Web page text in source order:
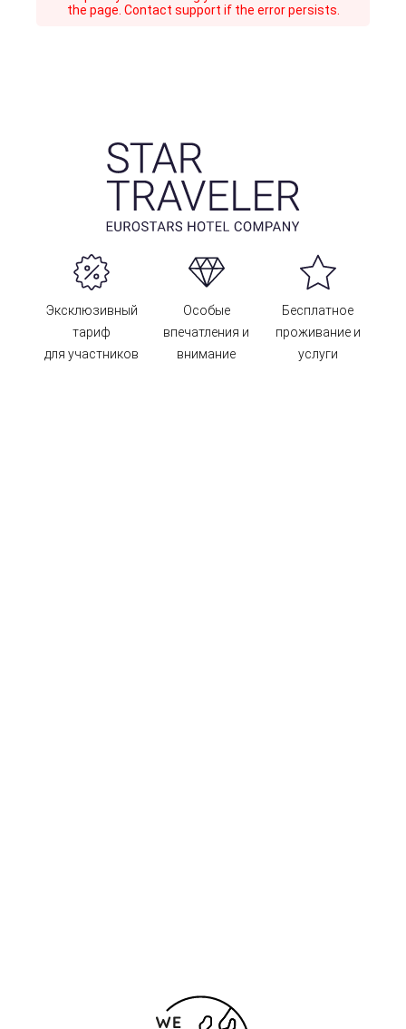
the page. Contact support if the error persists.
Эксклюзивный
тариф
для участников
Особые
впечатления и
внимание
Бесплатное
проживание и
услуги